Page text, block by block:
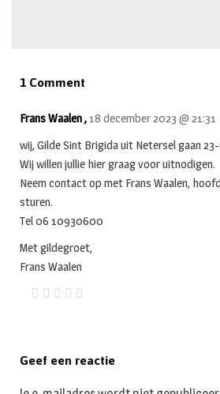
1 Comment
Frans Waalen , 18 december 2023 @ 21:31
wij, Gilde Sint Brigida uit Netersel gaan
Wij willen jullie hier graag voor uitnodigen.
Neem contact op met Frans Waalen,
sturen.
Tel 06 10930600
Met gildegroet,
Frans Waalen
Geef een reactie